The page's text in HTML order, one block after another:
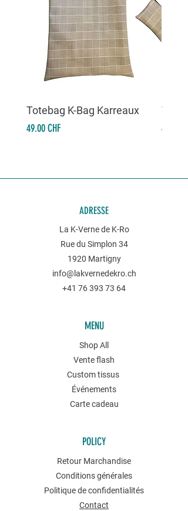
Totebag K-Bag Karreaux
Prix
49.00 CHF Prix
49.00
ADRESSE
La K-Verne de K-Ro
Rue du Simplon 34
1920 Martigny
info@lakvernedekro.ch
+41 76 393 73 64
MENU
Shop All
Vente flash
Custom tissus
Événements
Carte cadeau
POLICY
Retour Marchandise
Conditions générales
Politique de confidentialités
Contact